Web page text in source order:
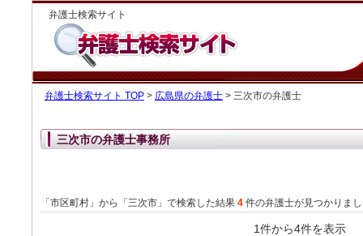
弁護士検索サイト
弁護士検索サイト TOP > 広島県の弁護士 > 三次市の弁護士
三次市の弁護士事務所
「市区町村」から「三次市」で検索した結果 4 件の弁護士が見つかりま
1件から4件を表